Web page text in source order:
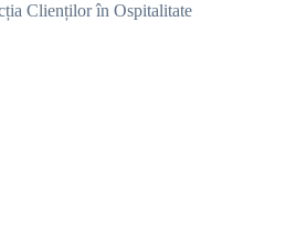
Clienților în Ospitalitate